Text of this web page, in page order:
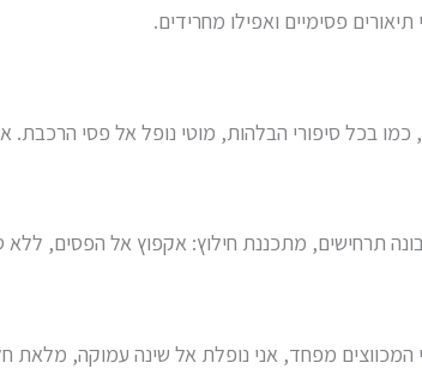
פסימיים ואפילו מחרידים.
בכל סיפורי הבלהות, מוטי נופל אל פסי
תרחישים, מתכננת חילוץ: אקפוץ אל הפסים,
מפחד, אני נופלת אל שינה עמוקה, מלאת